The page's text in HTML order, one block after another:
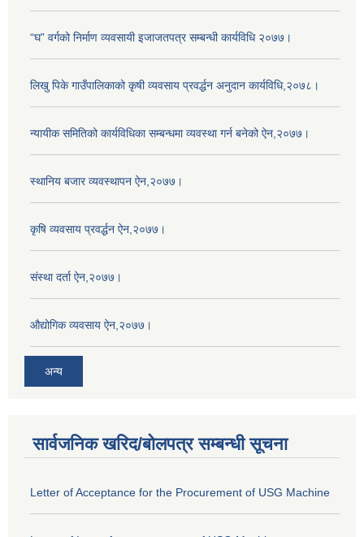
“घ” वर्गको निर्माण व्यवसायी इजाजतपत्र सम्बन्धी कार्यविधि २०७७।
लिखु पिके गाउँपालिकाको कृषी व्यवसाय प्रवर्द्धन अनुदान कार्यविधि,२०७८।
न्यायीक समितिको कार्यविधिका सम्बन्धमा व्यवस्था गर्न बनेको ऐन,२०७७।
स्थानिय बजार व्यवस्थापन ऐन,२०७७।
कृषि व्यवसाय प्रवर्द्धन ऐन,२०७७।
संस्था दर्ता ऐन,२०७७।
औद्योगिक व्यवसाय ऐन,२०७७।
अन्य
सार्वजनिक खरिद/बोलपत्र सम्बन्धी सूचना
Letter of Acceptance for the Procurement of USG Machine